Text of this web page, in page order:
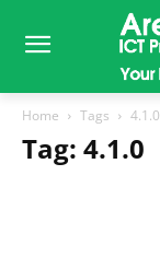
Home Tags 4.1.0
Tag: 4.1.0